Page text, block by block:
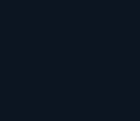
735-51-05 lub